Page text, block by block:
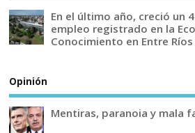
En el último año, creció un
empleo registrado en la
Conocimiento en Entre Ríos
Opinión
Mentiras, paranoia y mala